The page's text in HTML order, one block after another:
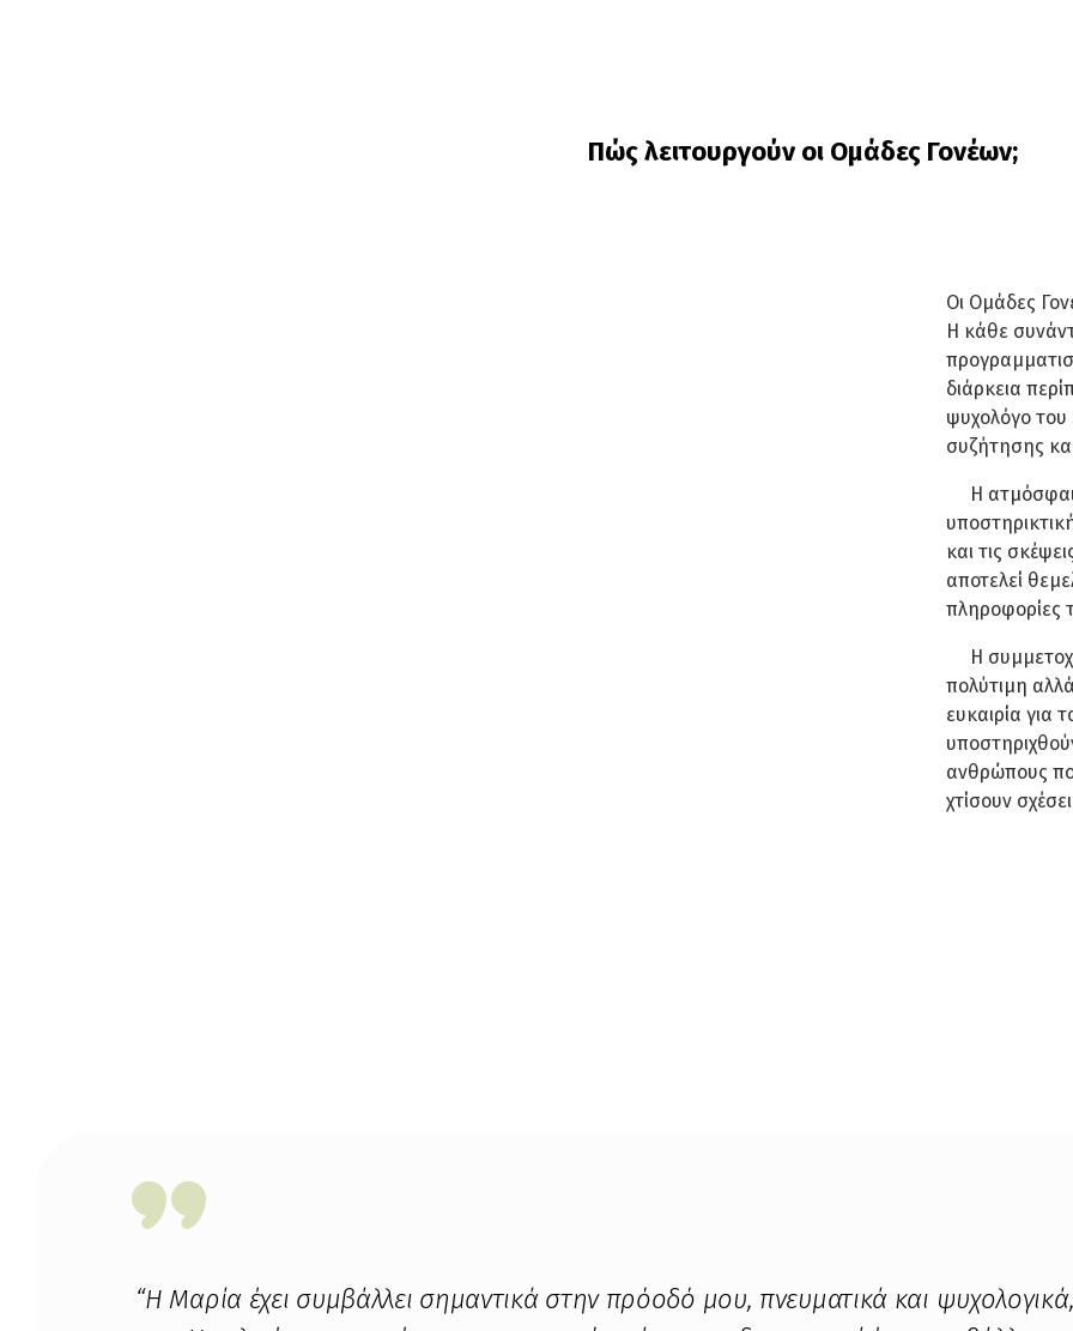
Πώς λειτουργούν οι Ομάδες Γονέων;
Οι Ομάδες
Η κάθε
διάρκεια
ψυχολόγο του
συζήτησης
Η
και τις
αποτελεί
πληροφορίες
Η
πολύτιμη
ευκαιρία για
ανθρώπους
χτίσουν
“Η Μαρία έχει συμβάλλει σημαντικά στην πρόοδό μου, πνευματικά και